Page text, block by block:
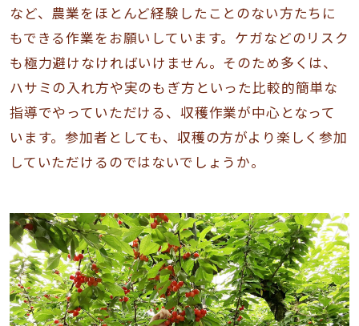
など、農業をほとんど経験したことのない方たちに
もできる作業をお願いしています。ケガなどのリスク
も極力避けなければいけません。そのため多くは、
ハサミの入れ方や実のもぎ方といった比較的簡単な
指導でやっていただける、収穫作業が中心となって
います。参加者としても、収穫の方がより楽しく参加
していただけるのではないでしょうか。